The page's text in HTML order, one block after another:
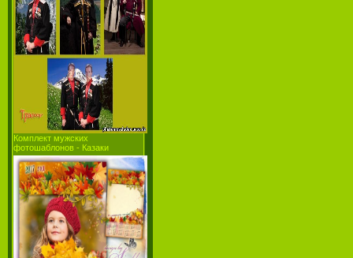
Комплект мужских
фотошаблонов - Казаки